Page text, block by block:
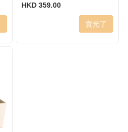
HKD 359.00
賣光了